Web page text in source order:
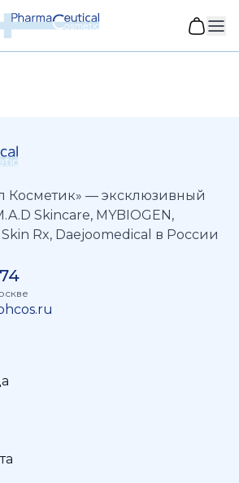
Косметик» — эксклюзивный
Skincare, MYBIOGEN,
Skin Rx, Daejoomedical в России